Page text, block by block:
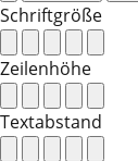
Schriftgröße
Zeilenhöhe
Textabstand